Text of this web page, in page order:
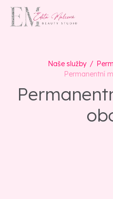
Naše služby /
Permanentní